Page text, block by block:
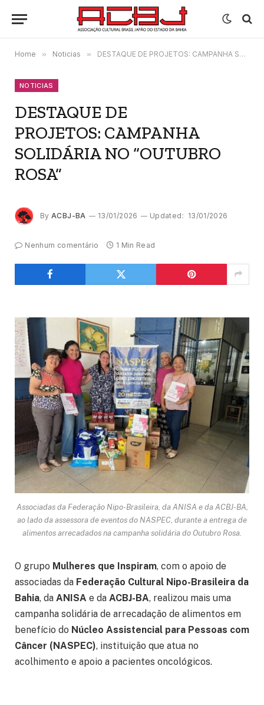
Home » Noticias » DESTAQUE DE PROJETOS: CAMPANHA SOLIDÁRIA NO “OUTUBRO ROSA”
NOTICIAS
DESTAQUE DE
PROJETOS: CAMPANHA
SOLIDÁRIA NO “OUTUBRO
ROSA”
By ACBJ-BA 13/01/2026 Updated: 13/01/2026
Nenhum comentário 1 Min Read
Associadas da Federação Nipo-Brasileira, da ANISA e da ACBJ-BA,
ao lado da assessora de eventos do NASPEC, durante a entrega de
alimentos arrecadados na campanha solidária do Outubro Rosa.
O grupo Mulheres que Inspiram, com o apoio de
associadas da Federação Cultural Nipo-Brasileira da
Bahia, da ANISA e da ACBJ-BA, realizou mais uma
campanha solidária de arrecadação de alimentos em
benefício do Núcleo Assistencial para Pessoas com
Câncer (NASPEC), instituição que atua no
acolhimento e apoio a pacientes oncológicos.